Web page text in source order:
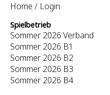
Home / Login
Spielbetrieb
Sommer 2026 Verband
Sommer 2026 B1
Sommer 2026 B2
Sommer 2026 B3
Sommer 2026 B4